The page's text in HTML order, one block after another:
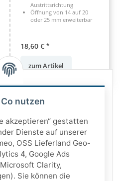
Austrittsrichtung
Öffnung von 14 auf 20
oder 25 mm erweiterbar
18,60 € *
zum Artikel
nutzen
akzeptieren“ gestatten
Dienste auf unserer
OSS Lieferland Geo-
4, Google Ads
Clarity,
Sie können die